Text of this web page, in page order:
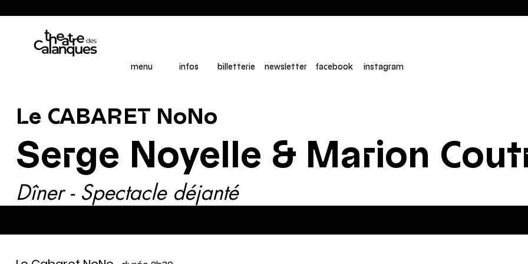
menu infos billetterie newsletter facebook instagram
Le CABARET NoNo
Serge Noyelle & Marion
Dîner - Spectacle déjanté